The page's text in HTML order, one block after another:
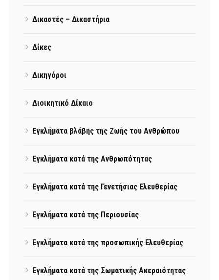
Δικαστές – Δικαστήρια
Δίκες
Δικηγόροι
Διοικητικό Δίκαιο
Εγκλήματα βλάβης της Ζωής του Ανθρώπου
Εγκλήματα κατά της Ανθρωπότητας
Εγκλήματα κατά της Γενετήσιας Ελευθερίας
Εγκλήματα κατά της Περιουσίας
Εγκλήματα κατά της προσωπικής Ελευθερίας
Εγκλήματα κατά της Σωματικής Ακεραιότητας